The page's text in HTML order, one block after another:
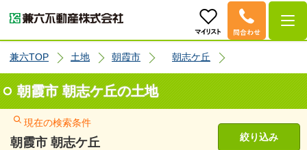
兼六TOP 土地 朝霞市 朝志ケ丘
朝霞市 朝志ケ丘の土地
現在の検索条件
朝霞市 朝志ケ丘 絞り込み